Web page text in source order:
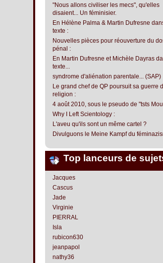
"Nous allons civiliser les mecs", qu'elles
disaient... Un féminisier.
En Hélène Palma & Martin Dufresne
texte :
Nouvelles pièces pour réouverture du
pénal :
En Martin Dufresne et Michèle Dayras
texte...
syndrome d'aliénation parentale... (SAP)
Le grand chef de QP poursuit sa guerre
religion :
4 août 2010, sous le pseudo de "tsts
Why I Left Scientology :
L'aveu qu'ils sont un même cartel ?
Divulguons le Meine Kampf du
Top lanceurs de
Jacques
Cascus
Jade
Virginie
PIERRAL
Isla
rubicon630
jeanpapol
nathy36